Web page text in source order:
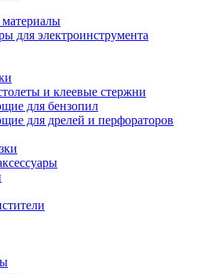
для электроинструмента
и клеевые стержни
для бензопил
для дрелей и перфораторов